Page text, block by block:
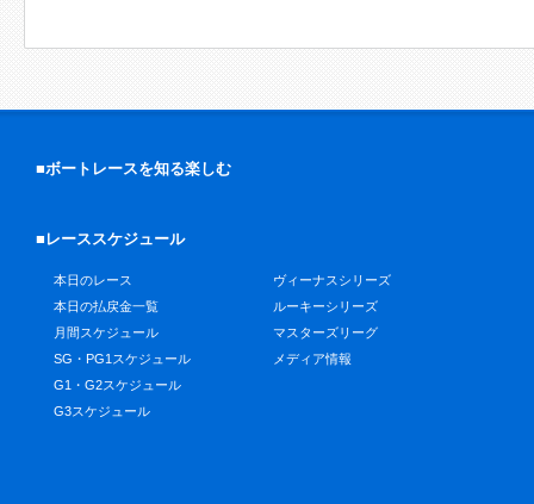
■ボートレースを知る楽しむ
■レーススケジュール
本日のレース
本日の払戻金一覧
月間スケジュール
SG・PG1スケジュール
G1・G2スケジュール
G3スケジュール
ヴィーナスシリーズ
ルーキーシリーズ
マスターズリーグ
メディア情報